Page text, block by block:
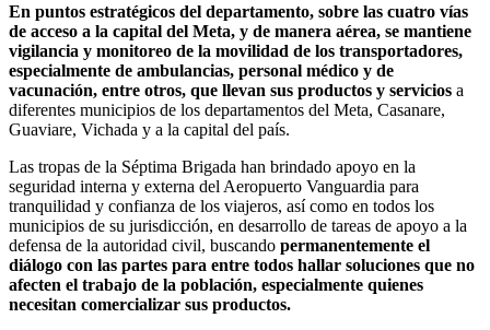
En puntos estratégicos del departamento, sobre las cuatro vías
de acceso a la capital del Meta, y de manera aérea, se mantiene
vigilancia y monitoreo de la movilidad de los transportadores,
especialmente de ambulancias, personal médico y de
vacunación, entre otros, que llevan sus productos y servicios a
diferentes municipios de los departamentos del Meta, Casanare,
Guaviare, Vichada y a la capital del país.
Las tropas de la Séptima Brigada han brindado apoyo en la
seguridad interna y externa del Aeropuerto Vanguardia para
tranquilidad y confianza de los viajeros, así como en todos los
municipios de su jurisdicción, en desarrollo de tareas de apoyo a la
defensa de la autoridad civil, buscando permanentemente el
diálogo con las partes para entre todos hallar soluciones que no
afecten el trabajo de la población, especialmente quienes
necesitan comercializar sus productos.